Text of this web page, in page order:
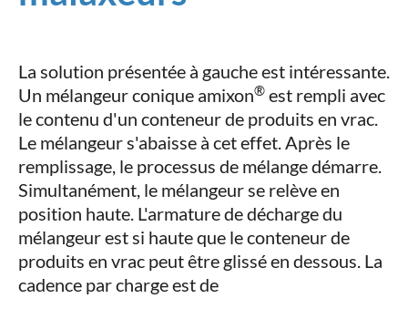
La solution présentée à gauche est intéressante.
Un mélangeur conique amixon® est rempli avec
le contenu d'un conteneur de produits en vrac.
Le mélangeur s'abaisse à cet effet. Après le
remplissage, le processus de mélange démarre.
Simultanément, le mélangeur se relève en
position haute. L'armature de décharge du
mélangeur est si haute que le conteneur de
produits en vrac peut être glissé en dessous. La
cadence par charge est de